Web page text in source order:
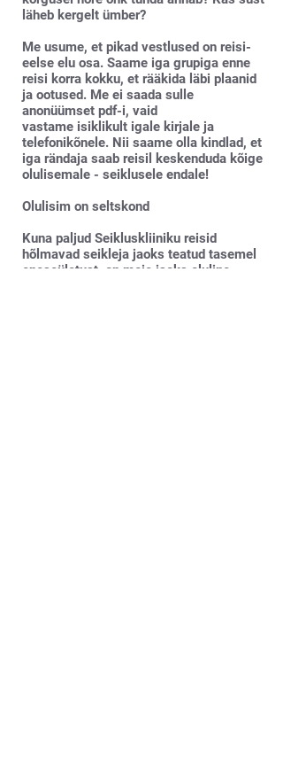
läheb kergelt ümber?
Me usume, et pikad vestlused on reisi-
eelse elu osa. Saame iga grupiga enne
reisi korra kokku, et rääkida läbi plaanid
ja ootused. Me ei saada sulle
anonüümset pdf-i, vaid
vastame isiklikult igale kirjale ja
telefonikõnele. Nii saame olla kindlad, et
iga rändaja saab reisil keskenduda kõige
olulisemale - seiklusele endale!
Olulisim on seltskond
Kuna paljud Seikluskliiniku reisid
hõlmavad seikleja jaoks teatud tasemel
eneseületust, on meie jaoks oluline